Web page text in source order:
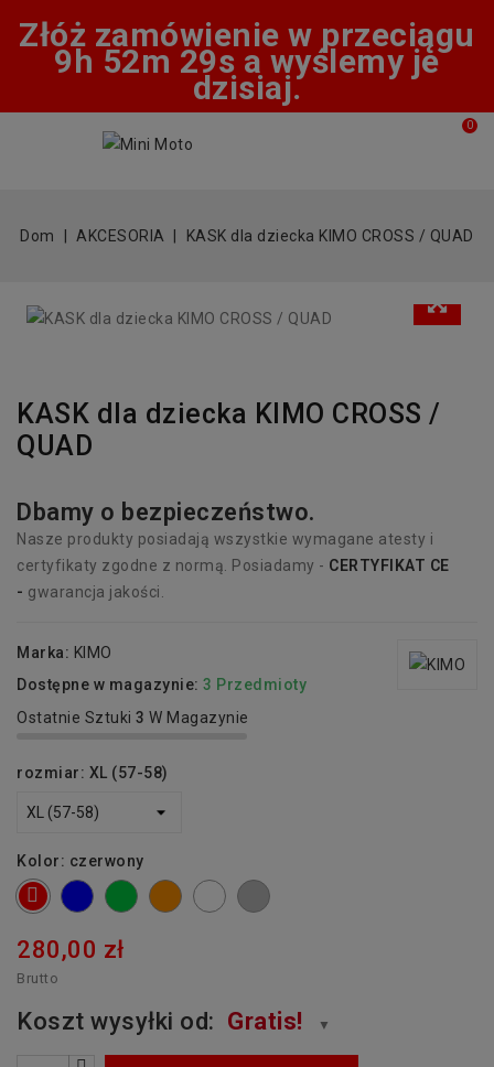
Złóż zamówienie w przeciągu
9h 52m 28s a wyślemy je
dzisiaj.
0
Dom AKCESORIA KASK dla dziecka KIMO CROSS / QUAD
KASK dla dziecka KIMO CROSS /
QUAD
Dbamy o bezpieczeństwo.
Nasze produkty posiadają wszystkie wymagane atesty i
certyfikaty zgodne z normą. Posiadamy - CERTYFIKAT CE
- gwarancja jakości.
Marka: KIMO
Dostępne w magazynie: 3 Przedmioty
Ostatnie Sztuki 3 W Magazynie
rozmiar: XL (57-58)
Kolor: czerwony
czerwonyniebieskizielonypomarańczowy
biały srebrny
280,00 zł
Brutto
Koszt wysyłki od: Gratis! ▼